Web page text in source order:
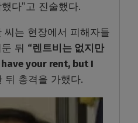
다”고 진술했다.
씨는 현장에서 피해자들
뒤 “렌트비는 없지만
your rent, but I
뒤 총격을 가했다.